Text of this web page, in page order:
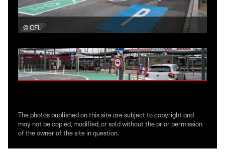
© CFL
The photos published on this site are subject to copyright and
may not be copied, modified, or sold without the prior permission
of the owner of the site in question.